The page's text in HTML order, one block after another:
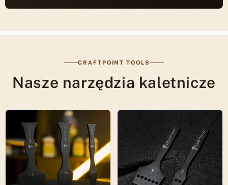
CRAFTPOINT TOOLS
Nasze narzędzia kaletnicze